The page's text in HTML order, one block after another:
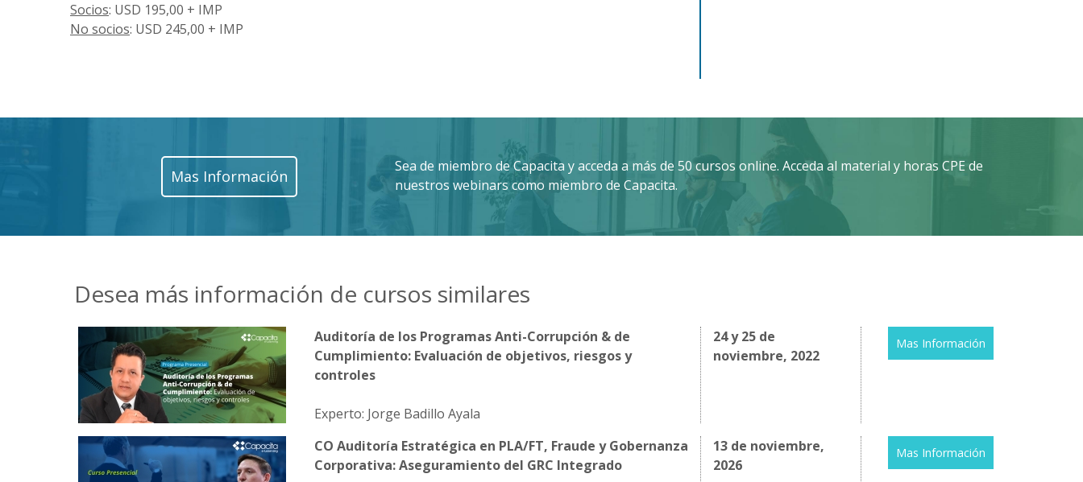
Socios: USD 195,00 + IMP
No socios: USD 245,00 + IMP
Mas Información
Sea de miembro de Capacita y acceda a más de 50 cursos online. Acceda al material y horas CPE de
nuestros webinars como miembro de Capacita.
Desea más información de cursos similares
Auditoría de los Programas Anti-Corrupción & de
Cumplimiento: Evaluación de objetivos, riesgos y
controles
Experto: Jorge Badillo Ayala
24 y 25 de
noviembre, 2022
Mas Información
CO Auditoría Estratégica en PLA/FT, Fraude y Gobernanza
Corporativa: Aseguramiento del GRC Integrado
13 de noviembre,
2026
Mas Información